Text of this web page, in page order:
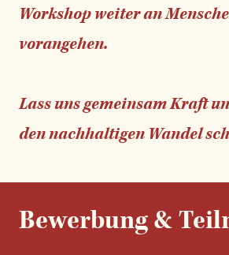
Workshop weiter an
vorangehen.
Lass uns gemeinsam Kraft
den nachhaltigen Wandel
Bewerbung &